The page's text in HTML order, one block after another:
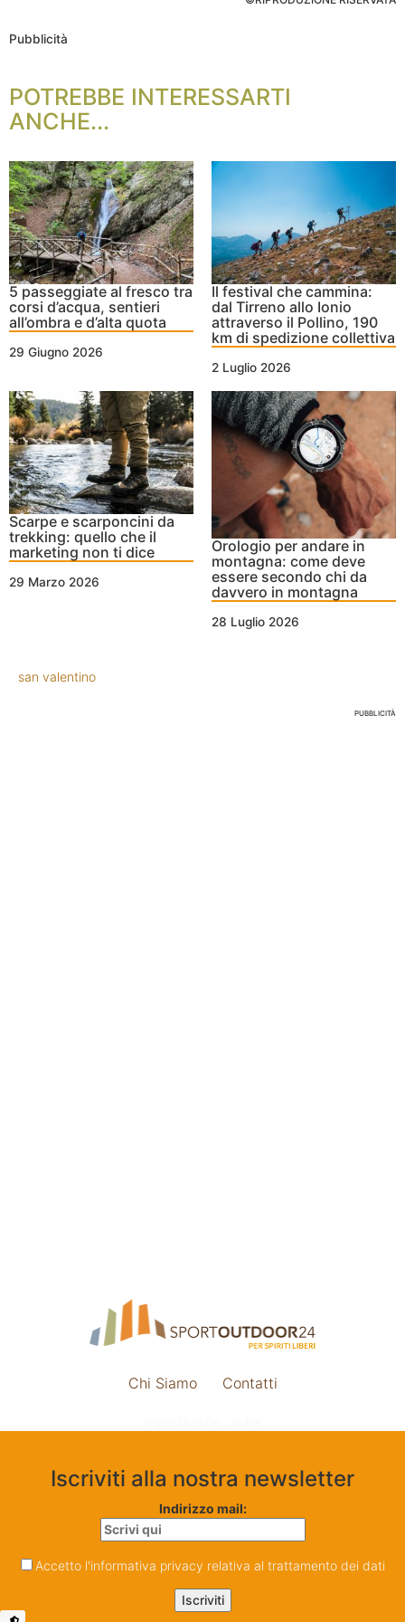
Pubblicità
POTREBBE INTERESSARTI
ANCHE...
5 passeggiate al fresco tra
corsi d’acqua, sentieri
all’ombra e d’alta quota
29 Giugno 2026
Il festival che cammina:
dal Tirreno allo Ionio
attraverso il Pollino, 190
km di spedizione collettiva
2 Luglio 2026
Scarpe e scarponcini da
trekking: quello che il
marketing non ti dice
29 Marzo 2026
Orologio per andare in
montagna: come deve
essere secondo chi da
davvero in montagna
28 Luglio 2026
san valentino
PUBBLICITÀ
Chi Siamo Contatti
Iscriviti alla nostra newsletter
Indirizzo mail:
Accetto l'informativa privacy relativa al trattamento dei dati